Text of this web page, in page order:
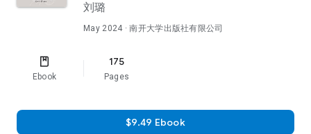
刘璐
May 2024 · 南开大学出版社有限公司
Ebook
175
Pages
$9.49 Ebook